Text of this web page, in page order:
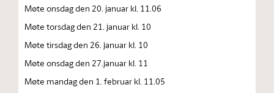
Møte onsdag den 20. januar kl. 11.06
Møte torsdag den 21. januar kl. 10
Møte tirsdag den 26. januar kl. 10
Møte onsdag den 27.januar kl. 11
Møte mandag den 1. februar kl. 11.05